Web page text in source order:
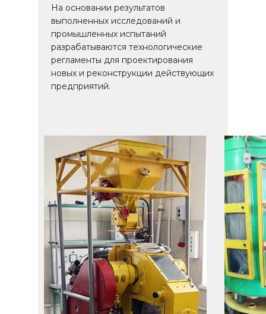
На основании результатов
выполненных исследований и
промышленных испытаний
разрабатываются технологические
регламенты для проектирования
новых и реконструкции действующих
предприятий.